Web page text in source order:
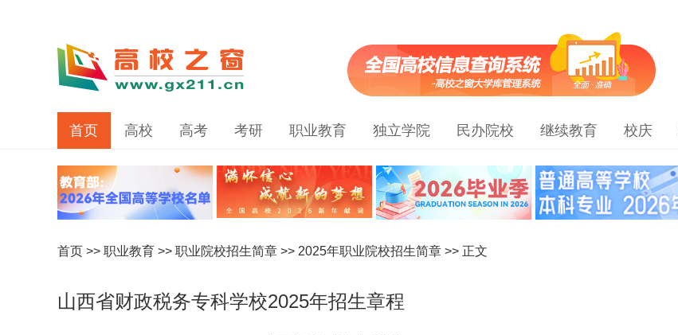
首页 高校 高考 考研 职业教育 独立学院 民办院校 继续教育 校庆
首页 >> 职业教育 >> 职业院校招生简章 >> 2025年职业院校招生简章 >> 正文
山西省财政税务专科学校2025年招生章程